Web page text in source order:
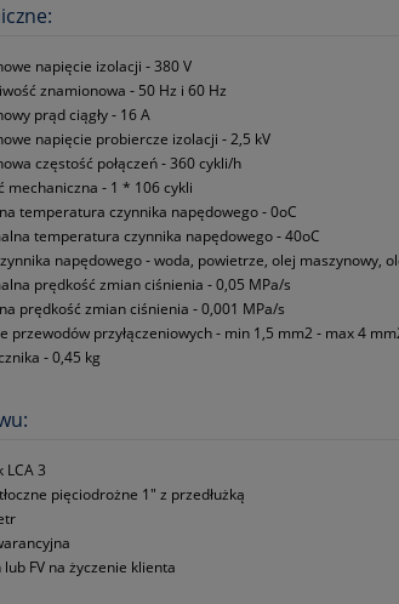
napięcie izolacji ‑ 380 V
znamionowa ‑ 50 Hz i 60 Hz
prąd ciągły ‑ 16 A
napięcie probiercze izolacji ‑ 2,5 kV
częstość połączeń ‑ 360 cykli/h
mechaniczna ‑ 1 * 106 cykli
temperatura czynnika napędowego ‑ 0oC
temperatura czynnika napędowego ‑ 40oC
napędowego ‑ woda, powietrze, olej maszynowy,
prędkość zmian ciśnienia ‑ 0,05 MPa/s
prędkość zmian ciśnienia ‑ 0,001 MPa/s
przewodów przyłączeniowych ‑ min 1,5 mm2 ‑ max 4
‑ 0,45 kg
LCA 3
pięciodrożne 1" z przedłużką
lub FV na życzenie klienta